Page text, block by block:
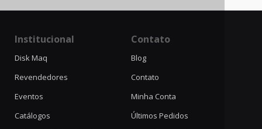
Institucional
Disk Maq
Revendedores
Eventos
Catálogos
Contato
Blog
Contato
Minha Conta
Últimos Pedidos